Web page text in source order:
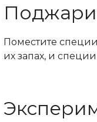
Поместите
их запах, и